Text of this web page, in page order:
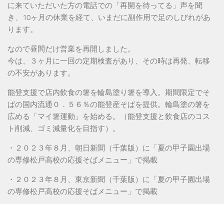
に来ていただいた方の電話での「再開を待ってる」声を聞
き、10ヶ月の休業を経て、いまだに副作用で足のしびれがあ
ります。
なので昼間だけ営業を再開しました。
今は、３ヶ月に一回の定期検査があり、その時は再発、転移
の不安があります。
能登支援で店内飲食の箸を輪島塗り箸を導入。期間限定でそ
ばの国内流通０．５６％の能登産そばを提供。輪島塗の箸を
広める「マイ箸運動」を始める。（能登支援と飲食店のコス
ト削減、ゴミ減量化を目指す）。
・２０２３年８月、朝日新聞（千葉版）に「夏の甲子園出場
の専修松戸高校の応援そばメニュー」で掲載
・２０２３年８月、東京新聞（千葉版）に「夏の甲子園出場
の専修松戸高校の応援そばメニュー」で掲載